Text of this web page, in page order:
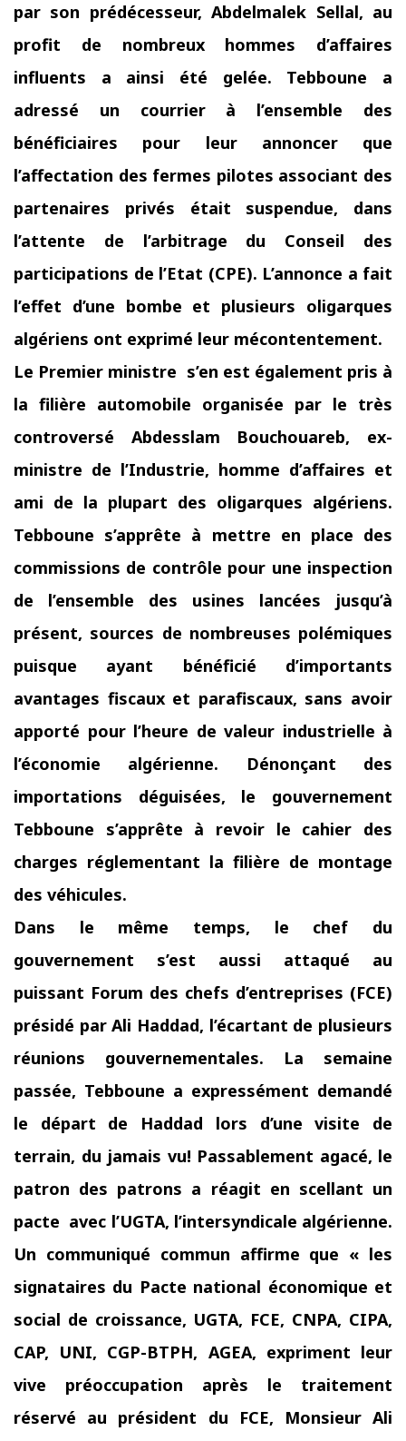
par son prédécesseur, Abdelmalek Sellal, au
profit de nombreux hommes d’affaires
influents a ainsi été gelée. Tebboune a
adressé un courrier à l’ensemble des
bénéficiaires pour leur annoncer que
l’affectation des fermes pilotes associant des
partenaires privés était suspendue, dans
l’attente de l’arbitrage du Conseil des
participations de l’Etat (CPE). L’annonce a fait
l’effet d’une bombe et plusieurs oligarques
algériens ont exprimé leur mécontentement.
Le Premier ministre s’en est également pris à
la filière automobile organisée par le très
controversé Abdesslam Bouchouareb, ex-
ministre de l’Industrie, homme d’affaires et
ami de la plupart des oligarques algériens.
Tebboune s’apprête à mettre en place des
commissions de contrôle pour une inspection
de l’ensemble des usines lancées jusqu’à
présent, sources de nombreuses polémiques
puisque ayant bénéficié d’importants
avantages fiscaux et parafiscaux, sans avoir
apporté pour l’heure de valeur industrielle à
l’économie algérienne. Dénonçant des
importations déguisées, le gouvernement
Tebboune s’apprête à revoir le cahier des
charges réglementant la filière de montage
des véhicules.
Dans le même temps, le chef du
gouvernement s’est aussi attaqué au
puissant Forum des chefs d’entreprises (FCE)
présidé par Ali Haddad, l’écartant de plusieurs
réunions gouvernementales. La semaine
passée, Tebboune a expressément demandé
le départ de Haddad lors d’une visite de
terrain, du jamais vu! Passablement agacé, le
patron des patrons a réagit en scellant un
pacte avec l’UGTA, l’intersyndicale algérienne.
Un communiqué commun affirme que « les
signataires du Pacte national économique et
social de croissance, UGTA, FCE, CNPA, CIPA,
CAP, UNI, CGP-BTPH, AGEA, expriment leur
vive préoccupation après le traitement
réservé au président du FCE, Monsieur Ali